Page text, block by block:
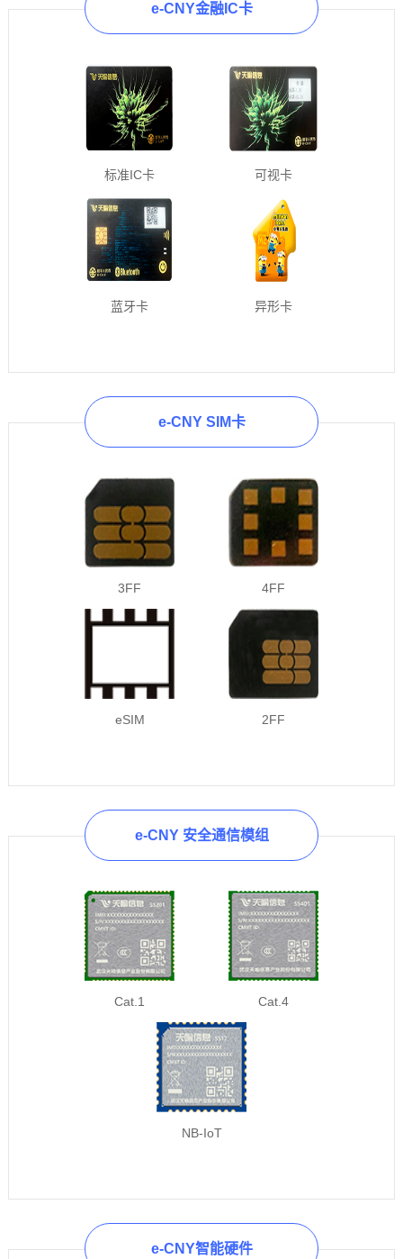
e-CNY金融IC卡
标准IC卡 可视卡
蓝牙卡 异形卡
e-CNY SIM卡
3FF 4FF
eSIM 2FF
e-CNY 安全通信模组
Cat.1 Cat.4
NB-IoT
e-CNY智能硬件